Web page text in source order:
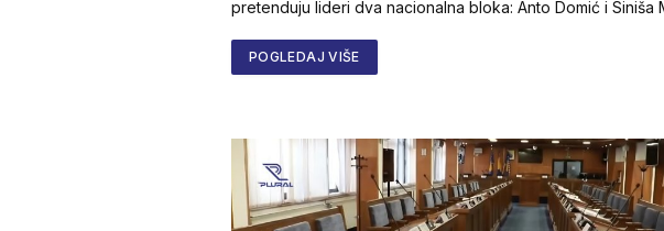
pretenduju lideri dva nacionalna bloka: Anto Domić i Siniša
POGLEDAJ VIŠE